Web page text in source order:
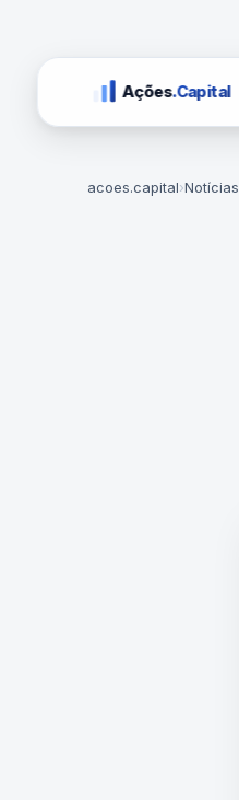
Ações.Capital
acoes.capital›Notícias